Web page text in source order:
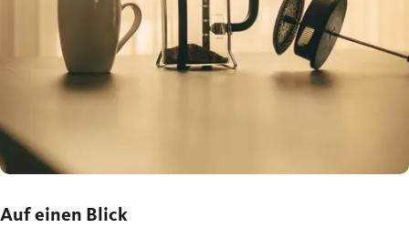
Auf einen Blick